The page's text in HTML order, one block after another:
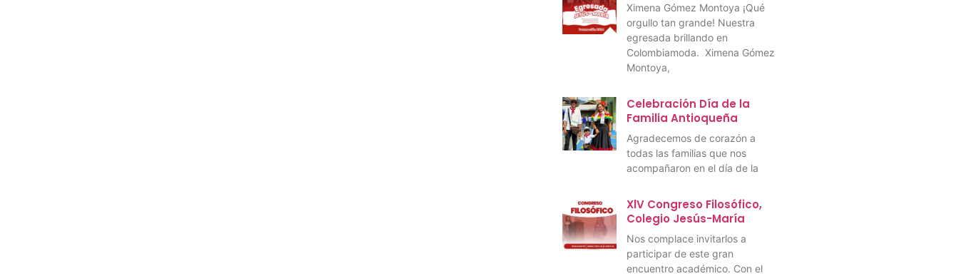
Ximena Gómez Montoya ¡Qué
orgullo tan grande! Nuestra
egresada brillando en
Colombiamoda. Ximena Gómez
Montoya,
Celebración Día de la
Familia Antioqueña
Agradecemos de corazón a
todas las familias que nos
acompañaron en el día de la
XlV Congreso Filosófico,
Colegio Jesús-María
Nos complace invitarlos a
participar de este gran
encuentro académico. Con el